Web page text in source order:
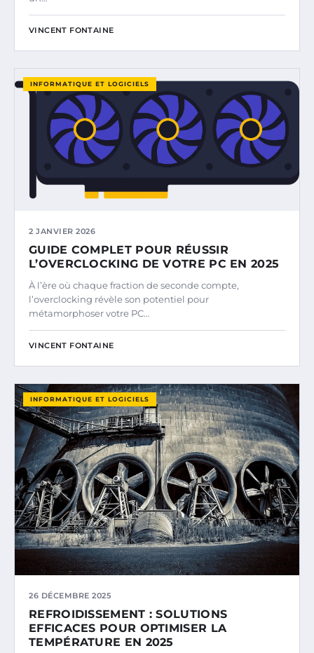
VINCENT FONTAINE
INFORMATIQUE ET LOGICIELS
2 JANVIER 2026
GUIDE COMPLET POUR RÉUSSIR
L’OVERCLOCKING DE VOTRE PC EN 2025
À l’ère où chaque fraction de seconde compte,
l’overclocking révèle son potentiel pour
métamorphoser votre PC…
VINCENT FONTAINE
INFORMATIQUE ET LOGICIELS
26 DÉCEMBRE 2025
REFROIDISSEMENT : SOLUTIONS
EFFICACES POUR OPTIMISER LA
TEMPÉRATURE EN 2025